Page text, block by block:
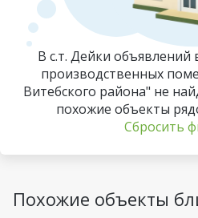
В с.т. Дейки
производственных
Витебского района" не
похожие объекты
Сбросить
Похожие объекты